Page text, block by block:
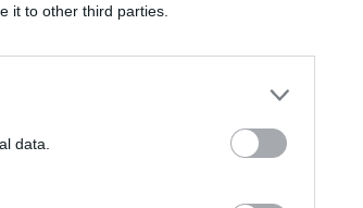
it to other third parties.
data.
Napközi Otthonos Óvoda és Bölcsőde
oldal, a betöltetlen álláshelyek tényleges száma
és német nemzetiségi nyelv és irodalom